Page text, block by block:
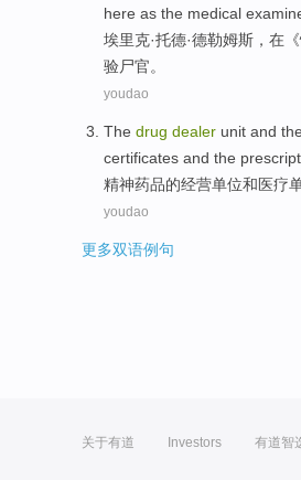
here as the medical
埃里克·托德·德勒姆斯， 在
验尸官。
youdao
The drug dealer unit and the
certificates and the
精神药品的经营单位和医疗
youdao
更多双语例句
关于有道 Investors 有道智